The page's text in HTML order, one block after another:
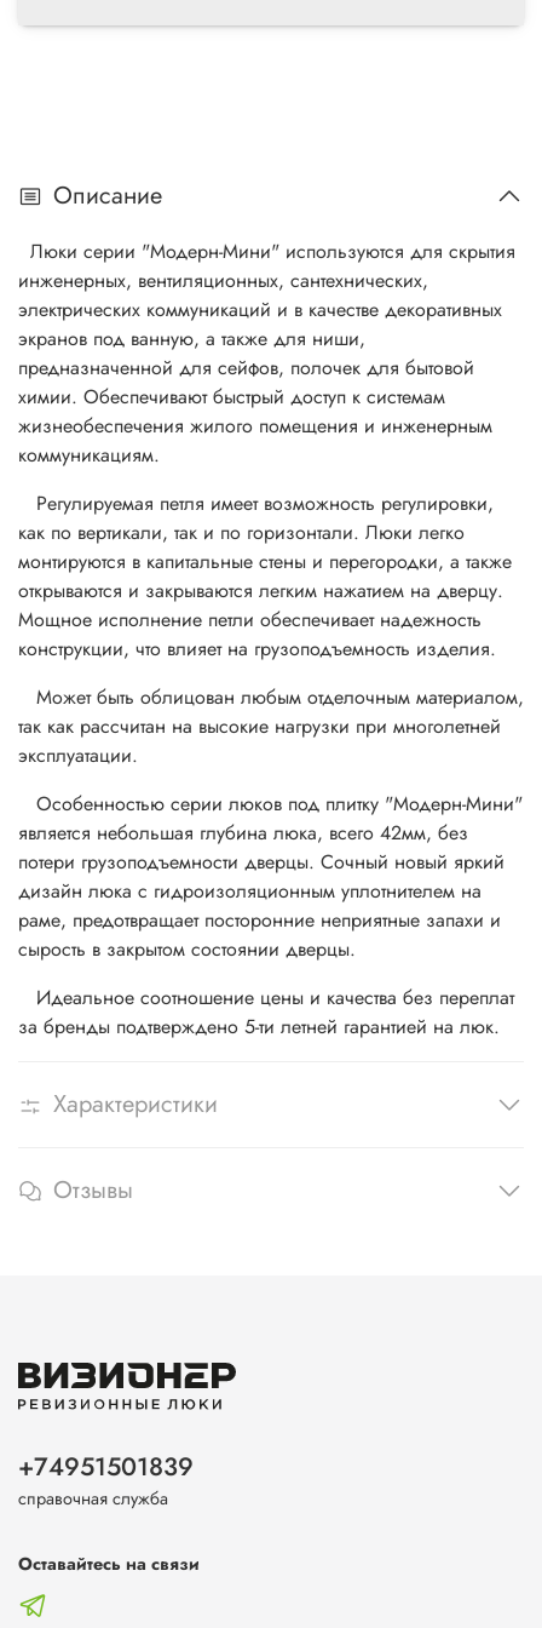
Описание
Люки серии "Модерн-Мини" используются для скрытия
инженерных, вентиляционных, сантехнических,
электрических коммуникаций и в качестве декоративных
экранов под ванную, а также для ниши,
предназначенной для сейфов, полочек для бытовой
химии. Обеспечивают быстрый доступ к системам
жизнеобеспечения жилого помещения и инженерным
коммуникациям.
Регулируемая петля имеет возможность регулировки,
как по вертикали, так и по горизонтали. Люки легко
монтируются в капитальные стены и перегородки, а также
открываются и закрываются легким нажатием на дверцу.
Мощное исполнение петли обеспечивает надежность
конструкции, что влияет на грузоподъемность изделия.
Может быть облицован любым отделочным материалом,
так как рассчитан на высокие нагрузки при многолетней
эксплуатации.
Особенностью серии люков под плитку "Модерн-Мини"
является небольшая глубина люка, всего 42мм, без
потери грузоподъемности дверцы. Сочный новый яркий
дизайн люка с гидроизоляционным уплотнителем на
раме, предотвращает посторонние неприятные запахи и
сырость в закрытом состоянии дверцы.
Идеальное соотношение цены и качества без переплат
за бренды подтверждено 5-ти летней гарантией на люк.
Характеристики
Отзывы
+74951501839
справочная служба
Оставайтесь на связи